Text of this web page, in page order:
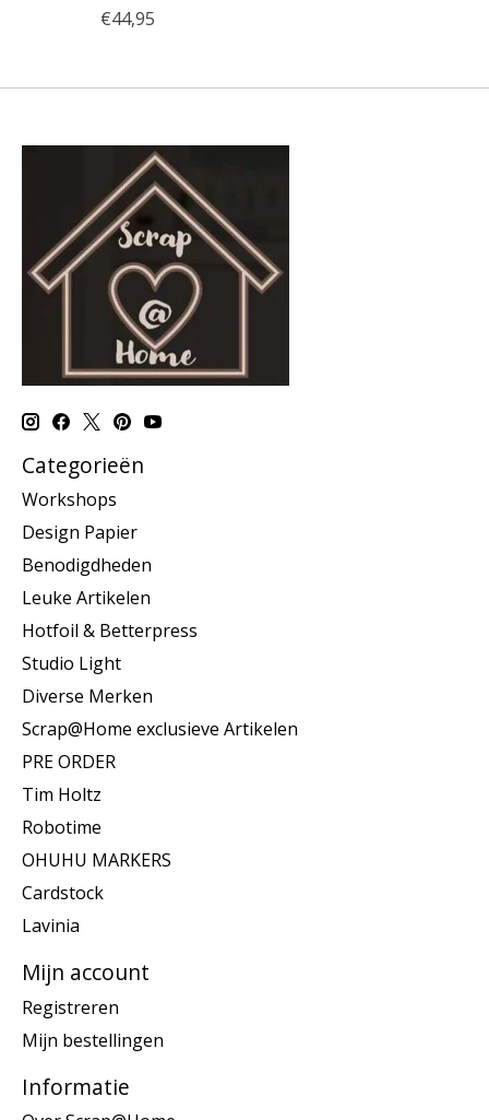
€44,95
Categorieën
Workshops
Design Papier
Benodigdheden
Leuke Artikelen
Hotfoil & Betterpress
Studio Light
Diverse Merken
Scrap@Home exclusieve Artikelen
PRE ORDER
Tim Holtz
Robotime
OHUHU MARKERS
Cardstock
Lavinia
Mijn account
Registreren
Mijn bestellingen
Informatie